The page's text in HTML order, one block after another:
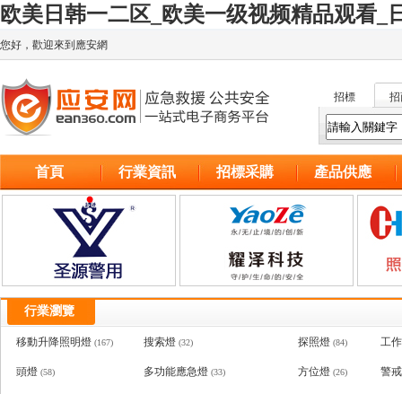
欧美日韩一二区_欧美一级视频精品观看_
您好，歡迎來到應安網
招標
首頁 行業資訊 招標采購 產品供應
行業瀏覽
移動升降照明燈 (167) 搜索燈 (32) 探照燈 (84) 工
頭燈 (58) 多功能應急燈 (33) 方位燈 (26) 警